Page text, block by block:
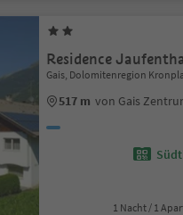
Residence
Gais, Dolomitenregion
517 m von Gais
1 Nacht / 1